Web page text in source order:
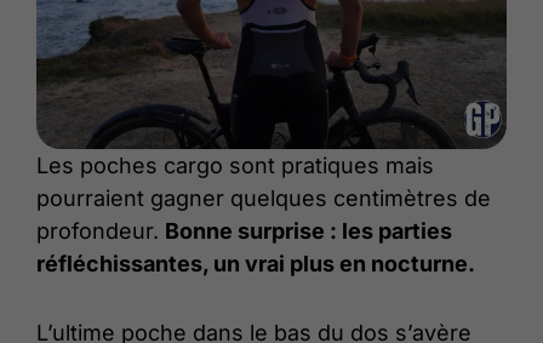
Les poches cargo sont pratiques mais
pourraient gagner quelques centimètres de
profondeur. Bonne surprise : les parties
réfléchissantes, un vrai plus en nocturne.
L’ultime poche dans le bas du dos s’avère